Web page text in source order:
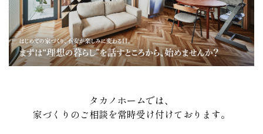
タカノホームでは、
家づくりのご相談を常時受け付けております。